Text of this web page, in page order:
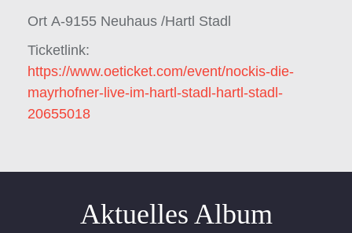
Ort A-9155 Neuhaus /Hartl Stadl
Ticketlink:
https://www.oeticket.com/event/nockis-die-
mayrhofner-live-im-hartl-stadl-hartl-stadl-
20655018
Aktuelles Album